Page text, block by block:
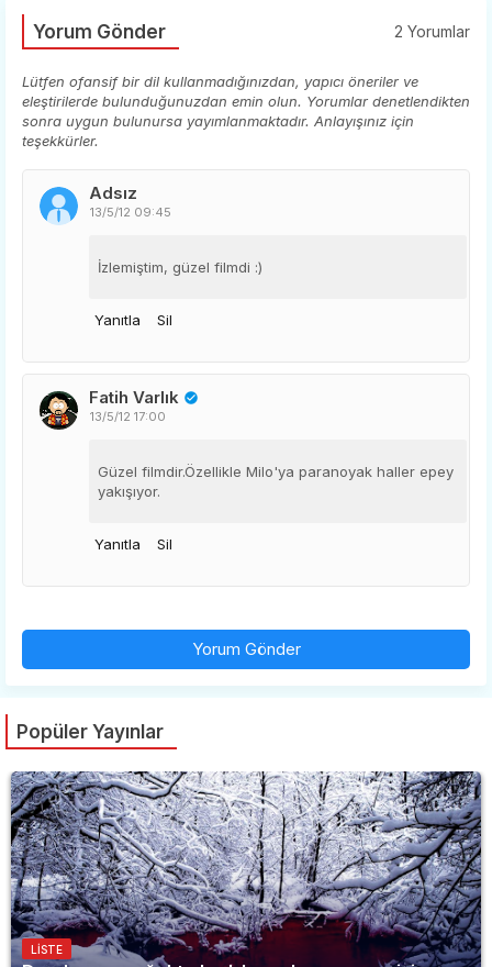
Yorum Gönder 2 Yorumlar
Lütfen ofansif bir dil kullanmadığınızdan, yapıcı öneriler ve
eleştirilerde bulunduğunuzdan emin olun. Yorumlar denetlendikten
sonra uygun bulunursa yayımlanmaktadır. Anlayışınız için
teşekkürler.
Adsız
13/5/12 09:45
İzlemiştim, güzel filmdi :)
Yanıtla Sil
Fatih Varlık
13/5/12 17:00
Güzel filmdir.Özellikle Milo'ya paranoyak haller epey
yakışıyor.
Yanıtla Sil
Yorum Gönder
Popüler Yayınlar
LISTE